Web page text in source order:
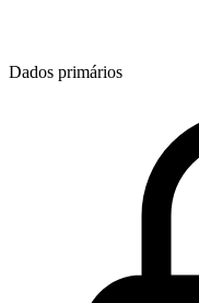
Dados primários